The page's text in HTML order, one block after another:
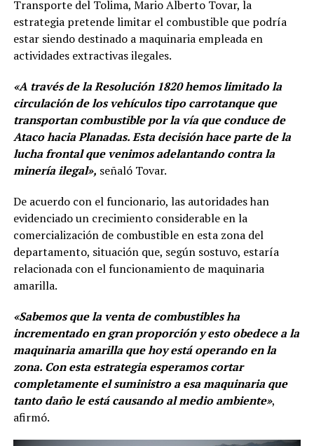
Transporte del Tolima, Mario Alberto Tovar, la
estrategia pretende limitar el combustible que podría
estar siendo destinado a maquinaria empleada en
actividades extractivas ilegales.
«A través de la Resolución 1820 hemos limitado la
circulación de los vehículos tipo carrotanque que
transportan combustible por la vía que conduce de
Ataco hacia Planadas. Esta decisión hace parte de la
lucha frontal que venimos adelantando contra la
minería ilegal», señaló Tovar.
De acuerdo con el funcionario, las autoridades han
evidenciado un crecimiento considerable en la
comercialización de combustible en esta zona del
departamento, situación que, según sostuvo, estaría
relacionada con el funcionamiento de maquinaria
amarilla.
«Sabemos que la venta de combustibles ha
incrementado en gran proporción y esto obedece a la
maquinaria amarilla que hoy está operando en la
zona. Con esta estrategia esperamos cortar
completamente el suministro a esa maquinaria que
tanto daño le está causando al medio ambiente»,
afirmó.